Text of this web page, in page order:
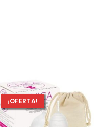
¡OFERTA!